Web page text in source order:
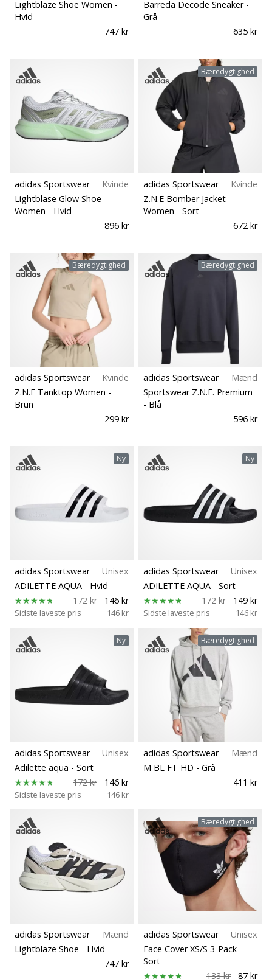
Lightblaze Shoe Women -
Hvid
747 kr
Barreda Decode Sneaker -
Grå
635 kr
adidas Sportswear
Kvinde
Lightblase Glow Shoe
Women - Hvid
896 kr
Bæredygtighed
adidas Sportswear
Kvinde
Z.N.E Bomber Jacket
Women - Sort
672 kr
Bæredygtighed
adidas Sportswear
Kvinde
Z.N.E Tanktop Women -
Brun
299 kr
Bæredygtighed
adidas Sportswear
Mænd
Sportswear Z.N.E. Premium
- Blå
596 kr
Ny
adidas Sportswear
Unisex
ADILETTE AQUA - Hvid
172 kr
146 kr
Sidste laveste pris 146 kr
Ny
adidas Sportswear
Unisex
ADILETTE AQUA - Sort
172 kr
149 kr
Sidste laveste pris 146 kr
Ny
adidas Sportswear
Unisex
Adilette aqua - Sort
172 kr
146 kr
Sidste laveste pris 146 kr
Bæredygtighed
adidas Sportswear
Mænd
M BL FT HD - Grå
411 kr
adidas Sportswear
Mænd
Lightblaze Shoe - Hvid
747 kr
Bæredygtighed
adidas Sportswear
Unisex
Face Cover XS/S 3-Pack -
Sort
133 kr
87 kr